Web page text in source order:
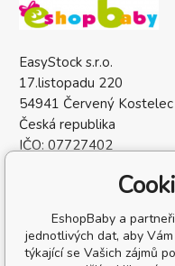
EasyStock s.r.o.
17.listopadu 220
54941 Červený Kostelec
Česká republika
IČO: 07727402
EshopBaby a
jednotlivých dat, aby
týkající se Vašich zájmů